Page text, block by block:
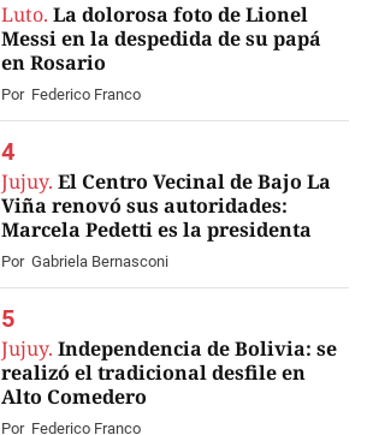
Luto. La dolorosa foto de Lionel
Messi en la despedida de su papá
en Rosario
Por Federico Franco
Jujuy. El Centro Vecinal de Bajo La
Viña renovó sus autoridades:
Marcela Pedetti es la presidenta
Por Gabriela Bernasconi
Jujuy. Independencia de Bolivia: se
realizó el tradicional desfile en
Alto Comedero
Por Federico Franco